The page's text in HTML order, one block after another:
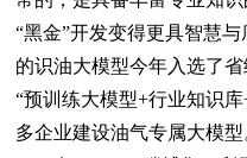
“黑金”开发变得更具智慧
的识油大模型今年入选了
“预训练大模型+行业知识
多企业建设油气专属大模型